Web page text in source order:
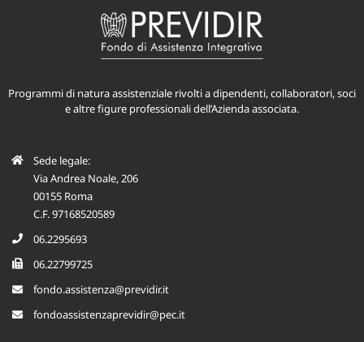
Programmi di natura assistenziale rivolti a dipendenti, collaboratori, soci
Sede legale:
Via Andrea Noale, 206
00155 Roma